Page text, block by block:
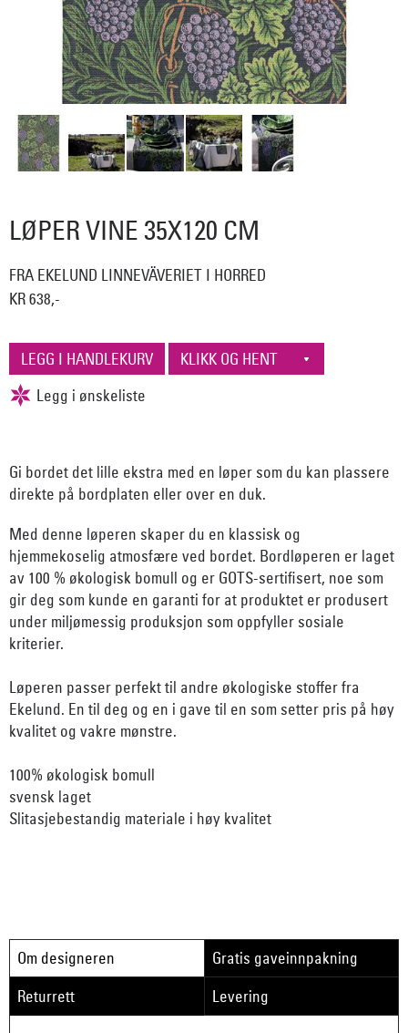
LØPER VINE 35X120 CM
FRA EKELUND LINNEVÄVERIET I HORRED
KR 638,-
Gi bordet det lille ekstra med en løper som du kan plassere
direkte på bordplaten eller over en duk.
Med denne løperen skaper du en klassisk og
hjemmekoselig atmosfære ved bordet. Bordløperen er laget
av 100 % økologisk bomull og er GOTS-sertifisert, noe som
gir deg som kunde en garanti for at produktet er produsert
under miljømessig produksjon som oppfyller sosiale
kriterier.
Løperen passer perfekt til andre økologiske stoffer fra
Ekelund. En til deg og en i gave til en som setter pris på høy
kvalitet og vakre mønstre.
100% økologisk bomull
svensk laget
Slitasjebestandig materiale i høy kvalitet
Om designeren
Gratis gaveinnpakning
Returrett
Levering